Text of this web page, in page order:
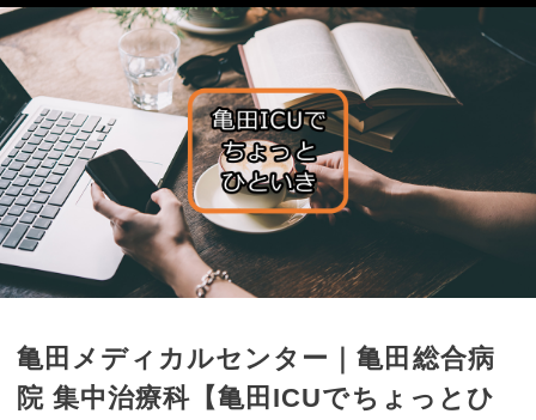
亀田メディカルセンター｜亀田総合病
院 集中治療科【亀田ICUでちょっとひ